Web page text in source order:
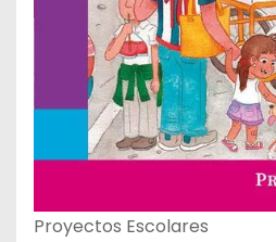
Proyectos Escolares